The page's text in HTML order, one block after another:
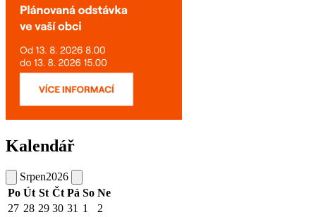
Kalendář
Srpen2026
Po Út St Čt Pá So Ne
27 28 29 30 31 1
2